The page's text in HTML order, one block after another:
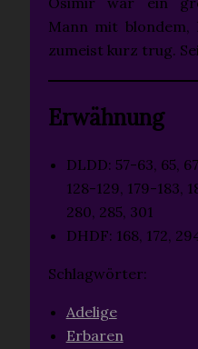
Mann mit blondem,
zumeist kurz trug.
Erwähnung
DLDD: 57-63, 65,
128-129, 179-183,
280, 285, 301
DHDF: 168, 172,
Schlagwörter:
Adelige
Erbaren